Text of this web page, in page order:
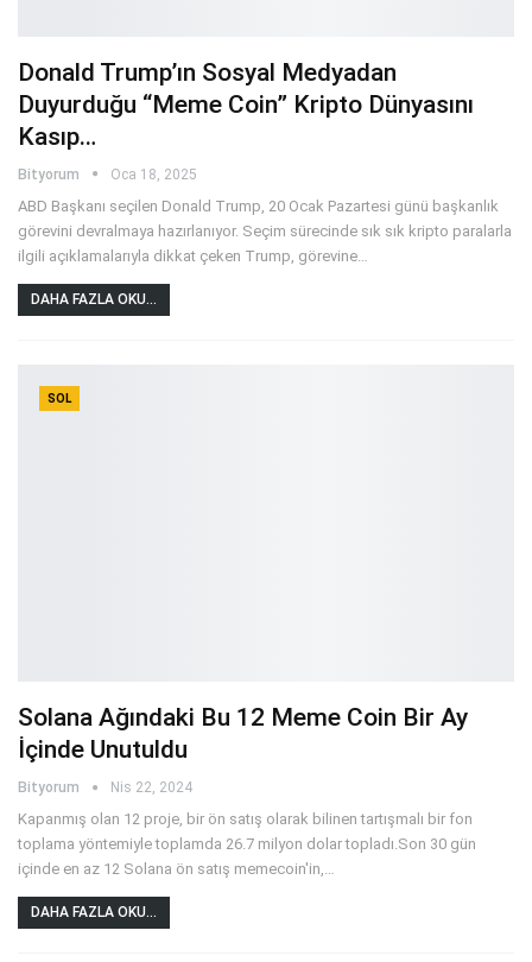
Donald Trump’ın Sosyal Medyadan
Duyurduğu “Meme Coin” Kripto Dünyasını
Kasıp…
Bityorum Oca 18, 2025
ABD Başkanı seçilen Donald Trump, 20 Ocak Pazartesi günü başkanlık
görevini devralmaya hazırlanıyor. Seçim sürecinde sık sık kripto paralarla
ilgili açıklamalarıyla dikkat çeken Trump, görevine
DAHA FAZLA OKU...
SOL
Solana Ağındaki Bu 12 Meme Coin Bir Ay
İçinde Unutuldu
Bityorum Nis 22, 2024
Kapanmış olan 12 proje, bir ön satış olarak bilinen tartışmalı bir fon
toplama yöntemiyle toplamda 26.7 milyon dolar topladı.Son 30 gün
içinde en az 12 Solana ön satış memecoin'in,…
DAHA FAZLA OKU...